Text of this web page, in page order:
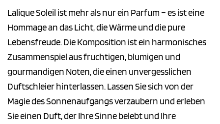
Lalique Soleil ist mehr als nur ein Parfum – es ist eine
Hommage an das Licht, die Wärme und die pure
Lebensfreude. Die Komposition ist ein harmonisches
Zusammenspiel aus fruchtigen, blumigen und
gourmandigen Noten, die einen unvergesslichen
Duftschleier hinterlassen. Lassen Sie sich von der
Magie des Sonnenaufgangs verzaubern und erleben
Sie einen Duft, der Ihre Sinne belebt und Ihre